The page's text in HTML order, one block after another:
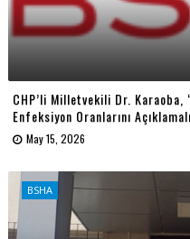
CHP’li Milletvekili Dr. Karaoba,
Enfeksiyon Oranlarını
May 15, 2026
BSHA